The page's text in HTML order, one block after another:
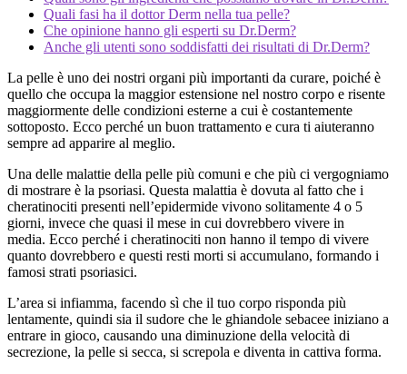
Quali fasi ha il dottor Derm nella tua pelle?
Che opinione hanno gli esperti su Dr.Derm?
Anche gli utenti sono soddisfatti dei risultati di Dr.Derm?
La pelle è uno dei nostri organi più importanti da curare, poiché è
quello che occupa la maggior estensione nel nostro corpo e risente
maggiormente delle condizioni esterne a cui è costantemente
sottoposto. Ecco perché un buon trattamento e cura ti aiuteranno
sempre ad apparire al meglio.
Una delle malattie della pelle più comuni e che più ci vergogniamo
di mostrare è la psoriasi. Questa malattia è dovuta al fatto che i
cheratinociti presenti nell’epidermide vivono solitamente 4 o 5
giorni, invece che quasi il mese in cui dovrebbero vivere in
media. Ecco perché i cheratinociti non hanno il tempo di vivere
quanto dovrebbero e questi resti morti si accumulano, formando i
famosi strati psoriasici.
L’area si infiamma, facendo sì che il tuo corpo risponda più
lentamente, quindi sia il sudore che le ghiandole sebacee iniziano a
entrare in gioco, causando una diminuzione della velocità di
secrezione, la pelle si secca, si screpola e diventa in cattiva forma.